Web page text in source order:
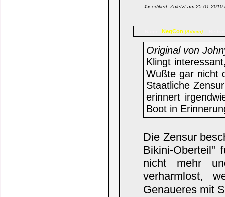
1x editiert. Zuletzt am 25.01.2010
NegCon (Admin)
Original von
Klingt
Wußte gar nicht
Staatliche
erinnert
Boot in
Die Zensur
Bikini-Oberteil"
nicht mehr
verharmlost,
Genaueres mit